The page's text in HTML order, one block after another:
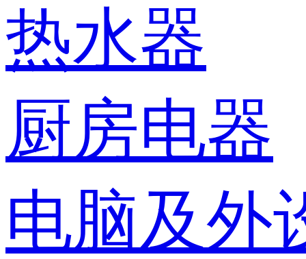
热水器
厨房电器
电脑及外